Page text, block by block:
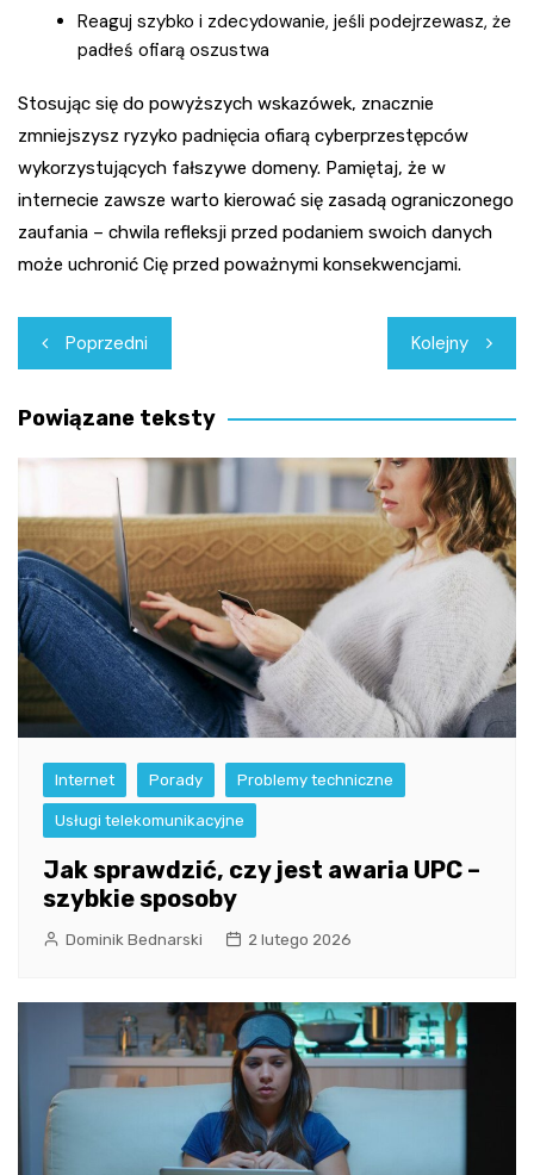
Reaguj szybko i zdecydowanie, jeśli podejrzewasz, że
padłeś ofiarą oszustwa
Stosując się do powyższych wskazówek, znacznie
zmniejszysz ryzyko padnięcia ofiarą cyberprzestępców
wykorzystujących fałszywe domeny. Pamiętaj, że w
internecie zawsze warto kierować się zasadą ograniczonego
zaufania – chwila refleksji przed podaniem swoich danych
może uchronić Cię przed poważnymi konsekwencjami.
Nawigacja
wpisu
Poprzedni Kolejny
Powiązane teksty
Internet Porady Problemy techniczne
Usługi telekomunikacyjne
Jak sprawdzić, czy jest awaria UPC –
szybkie sposoby
Dominik Bednarski 2 lutego 2026